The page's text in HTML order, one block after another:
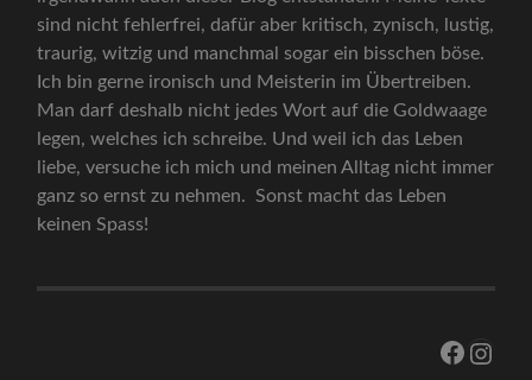
sind nicht fehlerfrei, dafür aber kritisch, zynisch, lustig,
traurig, witzig und manchmal sogar ein bisschen böse.
Ich bin gerne ironisch und Meisterin im Übertreiben.
Man darf deshalb nicht jedes Wort auf die Goldwaage
legen, welches ich schreibe. Und weil ich das Leben
liebe, versuche ich mich und meinen Alltag nicht immer
ganz so ernst zu nehmen. Sonst macht das Leben
keinen Spass!